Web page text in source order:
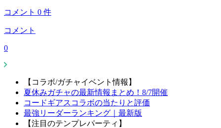
コメント 0 件
コメント
0
【コラボ/ガチャイベント情報】
夏休みガチャの最新情報まとめ！8/7開催
コードギアスコラボの当たりと評価
最強リーダーランキング｜最新版
【注目のテンプレパーティ】